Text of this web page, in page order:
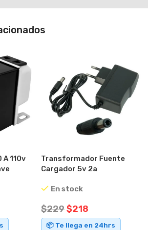
110v
Transformador Fuente
Cargador 5v 2a
En stock
$229$218
📦 Te llega en 24hrs